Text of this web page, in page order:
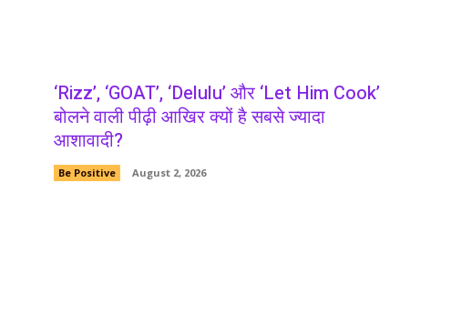
‘Rizz’, ‘GOAT’, ‘Delulu’ और ‘Let Him Cook’
बोलने वाली पीढ़ी आखिर क्यों है सबसे ज्यादा
आशावादी?
Be Positive August 2, 2026